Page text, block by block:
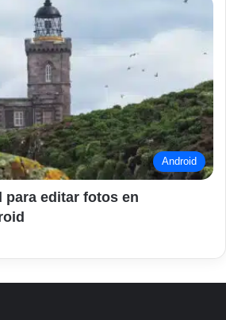
Android
para editar fotos en